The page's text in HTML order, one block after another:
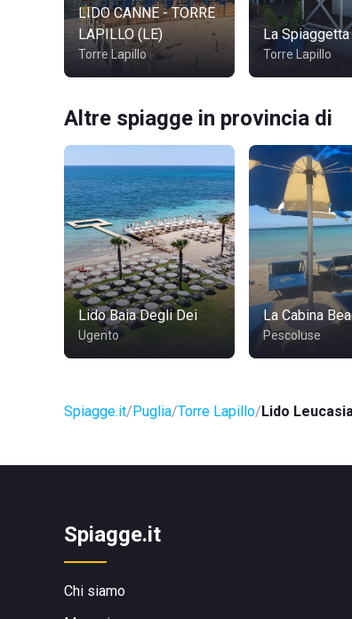
LIDO CANNE - TORRE
LAPILLO (LE)
Torre Lapillo
La Spiaggetta
Torre Lapillo
Altre spiagge in provincia di
Lido Baia Degli Dei
Ugento
La Cabina
Pescoluse
Spiagge.it Puglia Torre Lapillo Lido
Spiagge.it
Chi siamo